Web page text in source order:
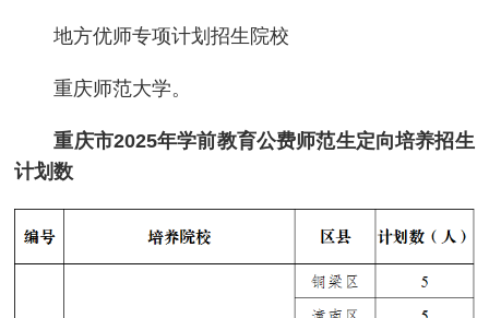
地方优师专项计划招生院校
重庆师范大学。
重庆市2025年学前教育公费师范生定向培养招生
计划数